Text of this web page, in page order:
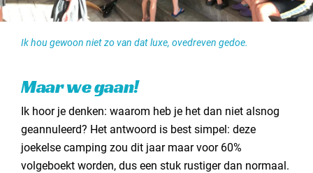
Ik hou gewoon niet zo van dat luxe, ovedreven gedoe.
Maar we gaan!
Ik hoor je denken: waarom heb je het dan niet alsnog
geannuleerd? Het antwoord is best simpel: deze
joekelse camping zou dit jaar maar voor 60%
volgeboekt worden, dus een stuk rustiger dan normaal.